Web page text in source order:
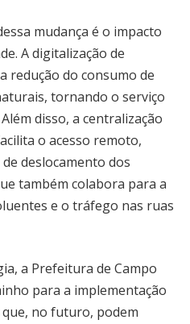
mudança é o impacto
A digitalização de
redução do consumo de
tornando o serviço
disso, a centralização
o acesso remoto,
deslocamento dos
também colabora para a
e o tráfego nas ruas
a Prefeitura de Campo
para a implementação
no futuro, podem